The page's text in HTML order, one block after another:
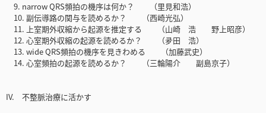
9. narrow QRS頻拍の機序は何か？ （里見和浩）
10. 副伝導路の関与を読めるか？ （西崎光弘）
11. 上室期外収縮から起源を推定する （山崎 浩 野上昭彦）
12. 心室期外収縮の起源を読めるか？ （夛田 浩）
13. wide QRS頻拍の機序を見きわめる （加藤武史）
14. 心室頻拍の起源を読めるか？ （三輪陽介 副島京子）
IV. 不整脈治療に活かす